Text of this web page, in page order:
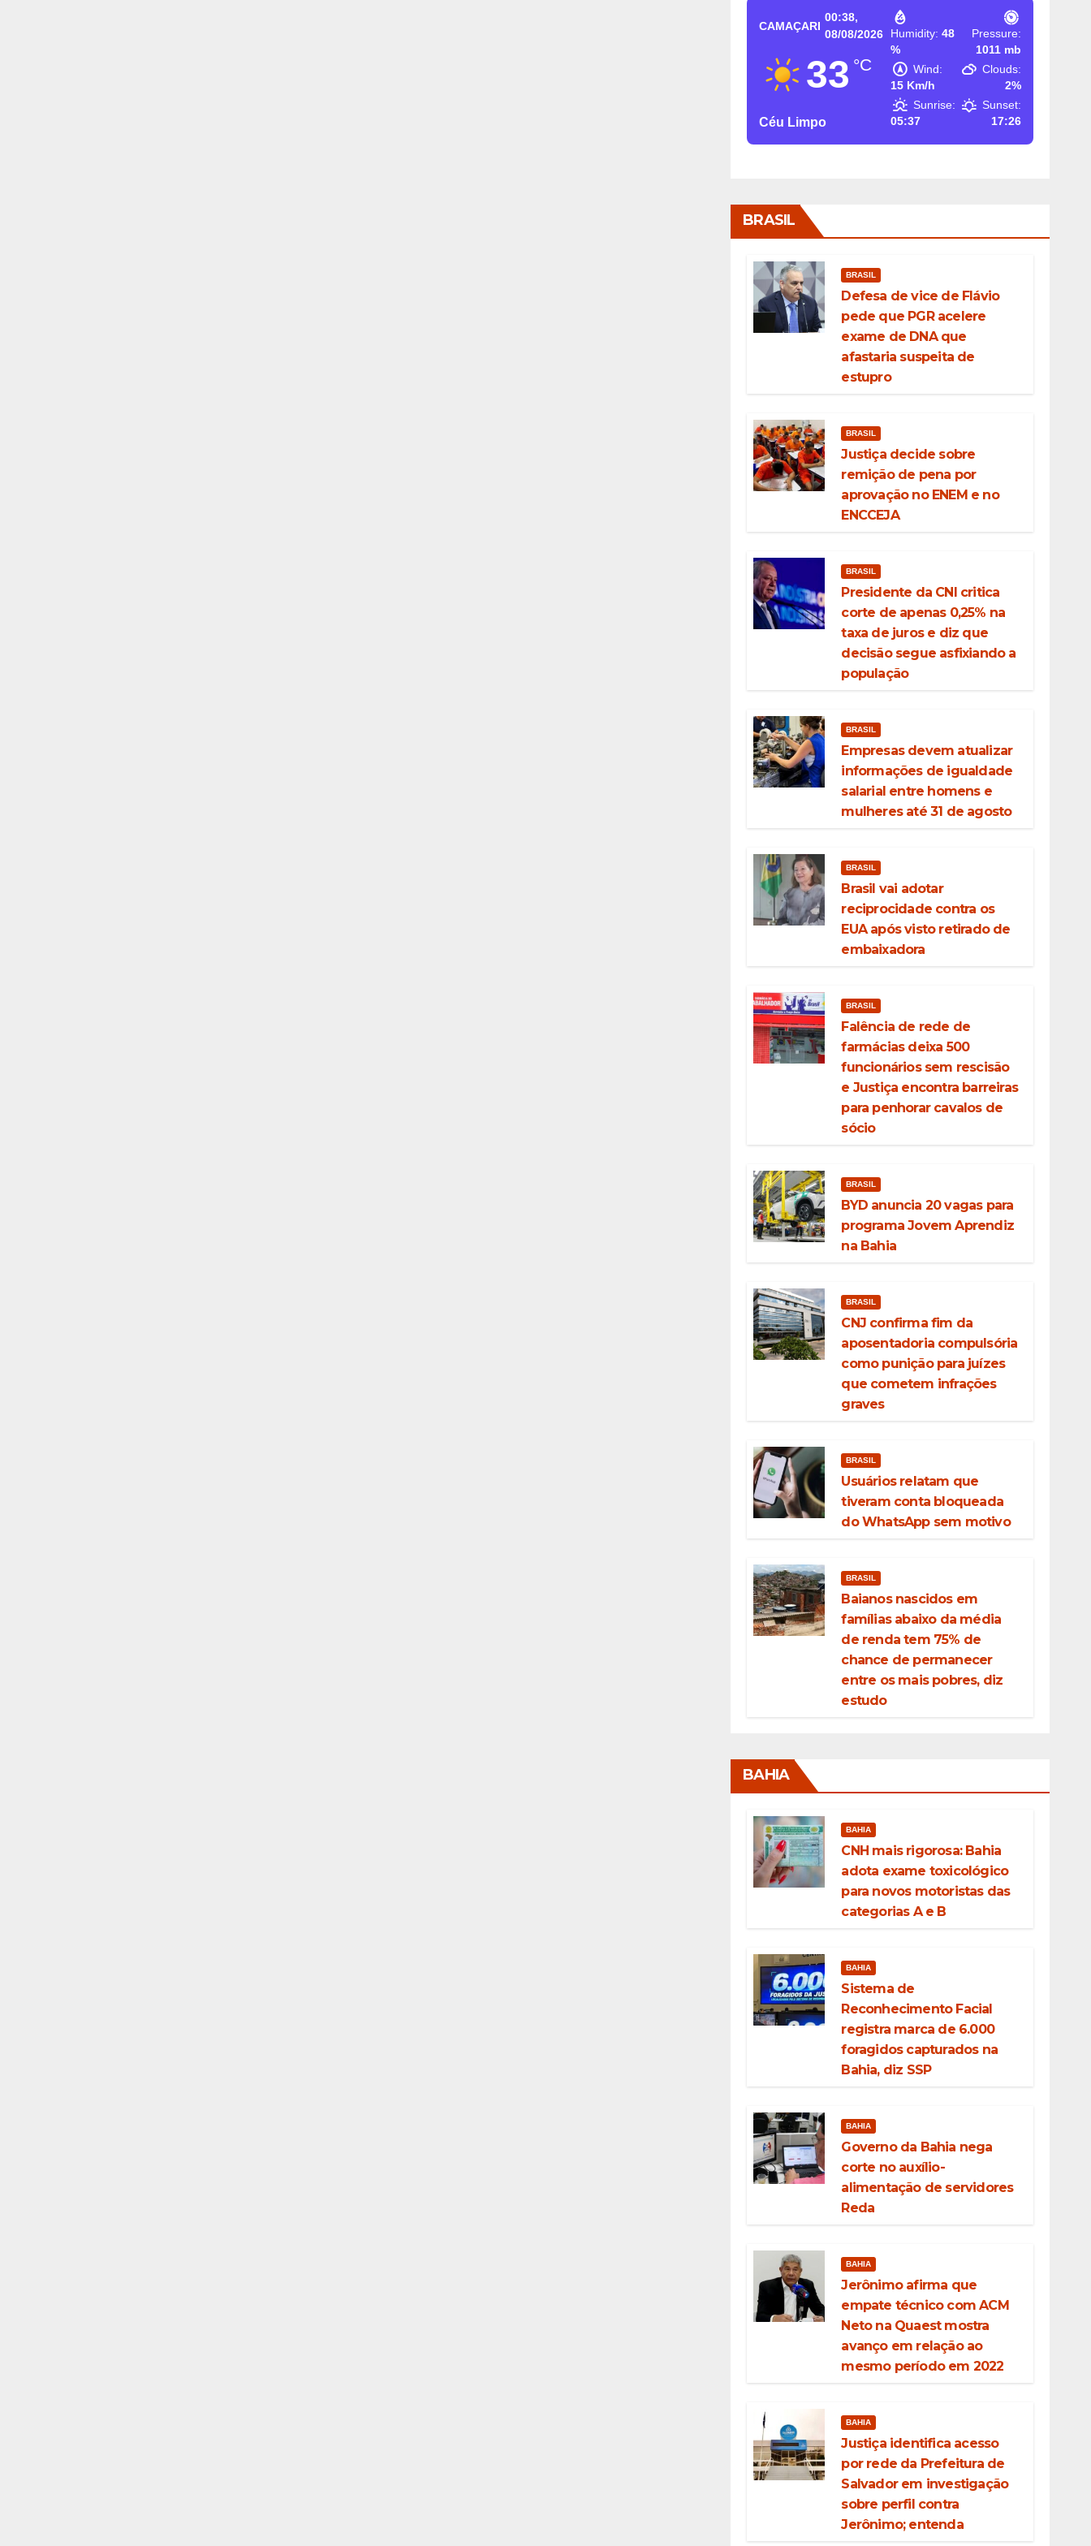
CAMAÇARI
00:38,
08/08/2026
33 °C
Céu Limpo
Humidity: 48
%
Pressure:
1011 mb
Wind:
15 Km/h
Clouds:
2%
Sunrise:
05:37
Sunset:
17:26
BRASIL
BRASIL
Defesa de vice de Flávio
pede que PGR acelere
exame de DNA que
afastaria suspeita de
estupro
BRASIL
Justiça decide sobre
remição de pena por
aprovação no ENEM e no
ENCCEJA
BRASIL
Presidente da CNI critica
corte de apenas 0,25% na
taxa de juros e diz que
decisão segue asfixiando a
população
BRASIL
Empresas devem atualizar
informações de igualdade
salarial entre homens e
mulheres até 31 de agosto
BRASIL
Brasil vai adotar
reciprocidade contra os
EUA após visto retirado de
embaixadora
BRASIL
Falência de rede de
farmácias deixa 500
funcionários sem rescisão
e Justiça encontra barreiras
para penhorar cavalos de
sócio
BRASIL
BYD anuncia 20 vagas para
programa Jovem Aprendiz
na Bahia
BRASIL
CNJ confirma fim da
aposentadoria compulsória
como punição para juízes
que cometem infrações
graves
BRASIL
Usuários relatam que
tiveram conta bloqueada
do WhatsApp sem motivo
BRASIL
Baianos nascidos em
famílias abaixo da média
de renda tem 75% de
chance de permanecer
entre os mais pobres, diz
estudo
BAHIA
BAHIA
CNH mais rigorosa: Bahia
adota exame toxicológico
para novos motoristas das
categorias A e B
BAHIA
Sistema de
Reconhecimento Facial
registra marca de 6.000
foragidos capturados na
Bahia, diz SSP
BAHIA
Governo da Bahia nega
corte no auxílio-
alimentação de servidores
Reda
BAHIA
Jerônimo afirma que
empate técnico com ACM
Neto na Quaest mostra
avanço em relação ao
mesmo período em 2022
BAHIA
Justiça identifica acesso
por rede da Prefeitura de
Salvador em investigação
sobre perfil contra
Jerônimo; entenda